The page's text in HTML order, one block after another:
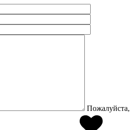
Пожалуйста,